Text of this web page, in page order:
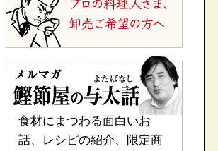
食材にまつわる面白いお
話、レシピの紹介、限定商